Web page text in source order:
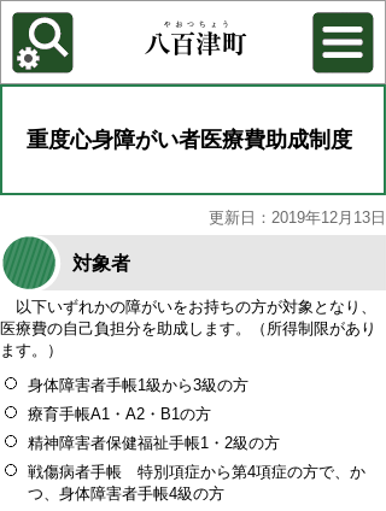
各種機能
背景色を変更する
重度心身障がい者医療費助成制度
更新日：2019年12月13日
対象者
以下いずれかの障がいをお持ちの方が対象となり、
医療費の自己負担分を助成します。（所得制限があり
ます。）
身体障害者手帳1級から3級の方
療育手帳A1・A2・B1の方
精神障害者保健福祉手帳1・2級の方
戦傷病者手帳 特別項症から第4項症の方で、か
つ、身体障害者手帳4級の方